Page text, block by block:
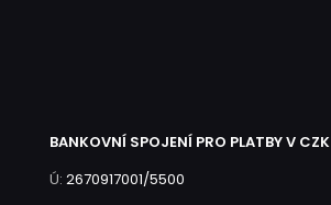
BANKOVNÍ SPOJENÍ PRO PLATBY V CZK
Ú: 2670917001/5500